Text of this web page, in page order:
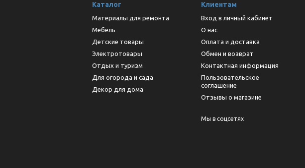
Каталог
Материалы для ремонта
Мебель
Детские товары
Электротовары
Отдых и туризм
Для огорода и сада
Декор для дома
Клиентам
Вход в личный кабинет
О нас
Оплата и доставка
Обмен и возврат
Контактная информация
Пользовательское
соглашение
Отзывы о магазине
Мы в соцсетях